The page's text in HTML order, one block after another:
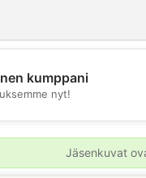
kumppani
nyt!
Jäsenkuvat